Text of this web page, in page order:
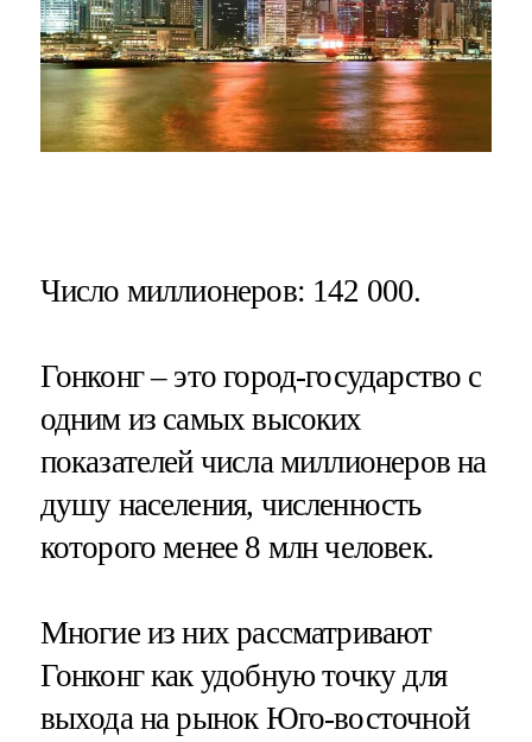
Число миллионеров: 142 000.
Гонконг – это город-государство с
одним из самых высоких
показателей числа миллионеров на
душу населения, численность
которого менее 8 млн человек.
Многие из них рассматривают
Гонконг как удобную точку для
выхода на рынок Юго-восточной